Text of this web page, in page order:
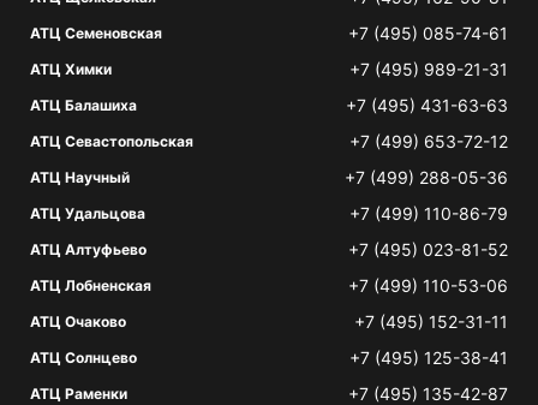
АТЦ Семеновская +7 (495) 085-74-61
АТЦ Химки +7 (495) 989-21-31
АТЦ Балашиха +7 (495) 431-63-63
АТЦ Севастопольская +7 (499) 653-72-12
АТЦ Научный +7 (499) 288-05-36
АТЦ Удальцова +7 (499) 110-86-79
АТЦ Алтуфьево +7 (495) 023-81-52
АТЦ Лобненская +7 (499) 110-53-06
АТЦ Очаково +7 (495) 152-31-11
АТЦ Солнцево +7 (495) 125-38-41
АТЦ Раменки +7 (495) 135-42-87